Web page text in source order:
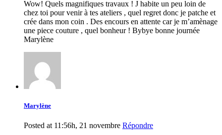
Wow! Quels magnifiques travaux ! J habite un peu loin de
chez toi pour venir à tes ateliers , quel regret donc je patche et
crée dans mon coin . Des encours en attente car je m’amènage
une piece couture , quel bonheur ! Bybye bonne journée
Marylène
Marylène
Posted at 11:56h, 21 novembre Répondre